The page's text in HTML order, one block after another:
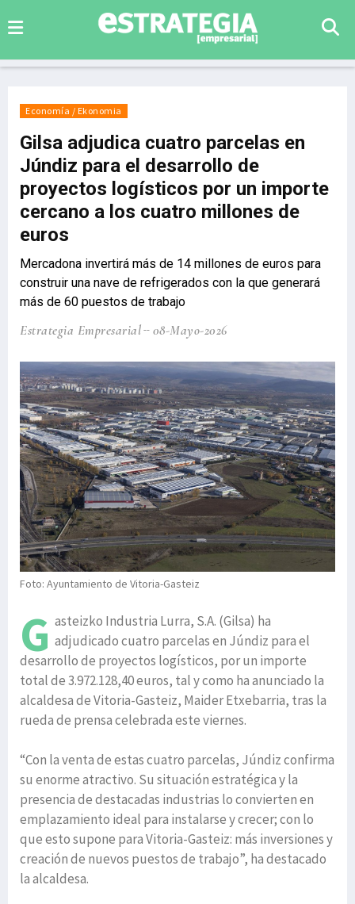
Economía / Ekonomia
Gilsa adjudica cuatro parcelas en
Júndiz para el desarrollo de
proyectos logísticos por un importe
cercano a los cuatro millones de
euros
Mercadona invertirá más de 14 millones de euros para
construir una nave de refrigerados con la que generará
más de 60 puestos de trabajo
Estrategia Empresarial 08-Mayo-2026
Foto: Ayuntamiento de Vitoria-Gasteiz
G asteizko Industria Lurra, S.A. (Gilsa) ha
adjudicado cuatro parcelas en Júndiz para el
desarrollo de proyectos logísticos, por un importe
total de 3.972.128,40 euros, tal y como ha anunciado la
alcaldesa de Vitoria-Gasteiz, Maider Etxebarria, tras la
rueda de prensa celebrada este viernes.
“Con la venta de estas cuatro parcelas, Júndiz confirma
su enorme atractivo. Su situación estratégica y la
presencia de destacadas industrias lo convierten en
emplazamiento ideal para instalarse y crecer; con lo
que esto supone para Vitoria-Gasteiz: más inversiones y
creación de nuevos puestos de trabajo”, ha destacado
la alcaldesa.